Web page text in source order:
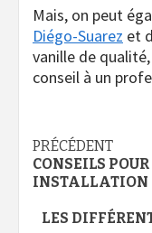
Mais, on peut
Diégo-Suarez et
vanille de
conseil à un
d’article
PRÉCÉDENT
CONSEILS
INSTALLATION
LES